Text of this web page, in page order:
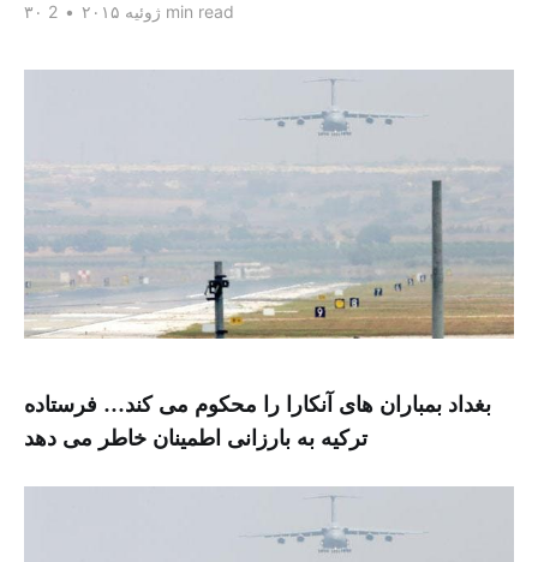
۳۰ ژوئیه ۲۰۱۵ • 2 min read
بغداد بمباران های آنکارا را محکوم می کند… فرستاده
ترکیه به بارزانی اطمینان خاطر می دهد